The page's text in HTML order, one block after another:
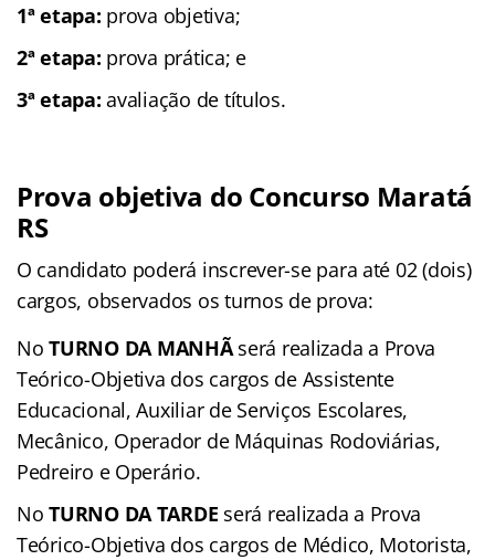
1ª etapa: prova objetiva;
2ª etapa: prova prática; e
3ª etapa: avaliação de títulos.
Prova objetiva do Concurso Maratá
RS
O candidato poderá inscrever-se para até 02 (dois)
cargos, observados os turnos de prova:
NoTURNO DA MANHÃserá realizada a Prova
Teórico-Objetiva dos cargos de Assistente
Educacional, Auxiliar de Serviços Escolares,
Mecânico, Operador de Máquinas Rodoviárias,
Pedreiro e Operário.
No TURNO DA TARDE será realizada a Prova
Teórico-Objetiva dos cargos de Médico, Motorista,